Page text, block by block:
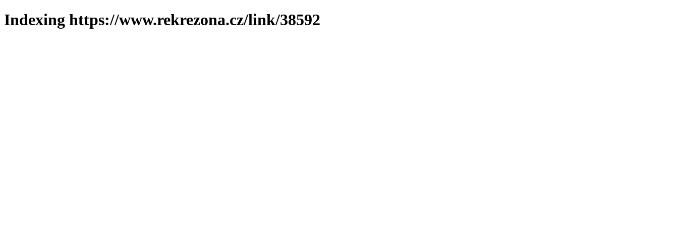
Indexing https://www.rekrezona.cz/link/38592